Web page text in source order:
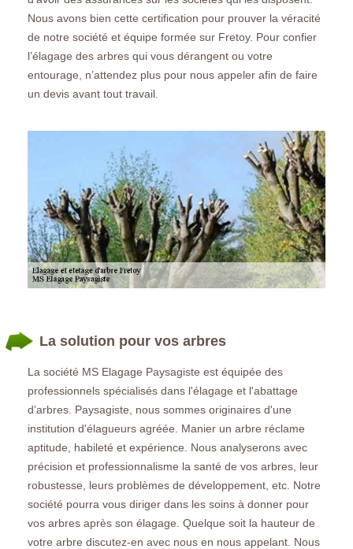
Nous avons bien cette certification pour prouver la véracité
de notre société et équipe formée sur Fretoy. Pour confier
l’élagage des arbres qui vous dérangent ou votre
entourage, n’attendez plus pour nous appeler afin de faire
un devis avant tout travail.
La solution pour vos arbres
La société MS Elagage Paysagiste est équipée des
professionnels spécialisés dans l'élagage et l'abattage
d’arbres. Paysagiste, nous sommes originaires d'une
institution d'élagueurs agréée. Manier un arbre réclame
aptitude, habileté et expérience. Nous analyserons avec
précision et professionnalisme la santé de vos arbres, leur
robustesse, leurs problèmes de développement, etc. Notre
société pourra vous diriger dans les soins à donner pour
vos arbres après son élagage. Quelque soit la hauteur de
votre arbre discutez-en avec nous en nous appelant. Nous